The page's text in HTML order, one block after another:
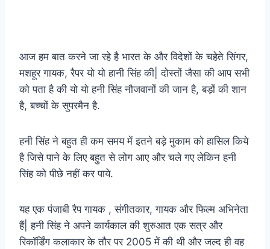
आज हम बात करने जा रहे है भारत के और विदेशों के चहेते सिंगर,
मशहूर गायक, रैपर यो यो हानी सिंह की| दोस्तों जैसा की आप सभी
को पता है की यो यो हनी सिंह नौजवानों की जान है, बड़ों की शान
है, बच्चों के सुपरमैन है.
हनी सिंह ने बहुत ही कम समय में इतने बड़े मुकाम को हासिल किये
है जिसे पाने के लिए बहुत से लोग आए और चले गए लेकिन हनी
सिंह को पीछे नहीं कर पाये.
यह एक पंजाबी रैप गायक , संगीतकार, गायक और फिल्म अभिनेता
हैं| हनी सिंह ने अपने कार्यकाल की शुरुआत एक सत्र और
रिकॉर्डिंग कलाकार के तौर पर 2005 में की थी और जल्द ही वह